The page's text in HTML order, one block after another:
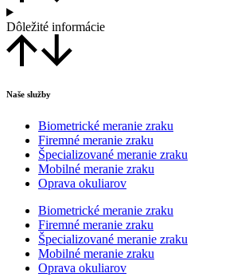
Dôležité informácie
Naše služby
Biometrické meranie zraku
Firemné meranie zraku
Špecializované meranie zraku
Mobilné meranie zraku
Oprava okuliarov
Biometrické meranie zraku
Firemné meranie zraku
Špecializované meranie zraku
Mobilné meranie zraku
Oprava okuliarov